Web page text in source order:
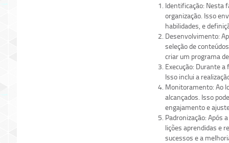
Identificação: Nesta
organização. Isso
habilidades, e
Desenvolvimento:
seleção de
criar um programa
Execução: Durante
Isso inclui a
Monitoramento: Ao
alcançados. Isso
engajamento e
Padronização: Após
lições aprendidas e
sucessos e a